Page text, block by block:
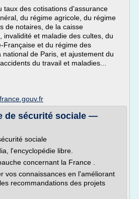
taux des cotisations d'assurance
du régime agricole, du régime
de notaires, de la caisse
invalidité et maladie des cultes, du
Française et du régime des
national de Paris, et ajustement du
du travail et maladies...
de sécurité sociale —
sociale
l'encyclopédie libre.
concernant la France .
vos connaissances en l'améliorant
recommandations des projets